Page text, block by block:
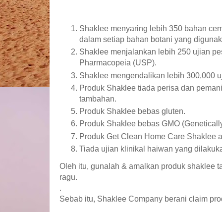
Shaklee menyaring lebih 350 bahan
dalam setiap bahan botani yang
Shaklee menjalankan lebih 250 ujian
Pharmacopeia (USP).
Shaklee mengendalikan lebih 300,000
Produk Shaklee tiada perisa dan
tambahan.
Produk Shaklee bebas gluten.
Produk Shaklee bebas GMO
Produk Get Clean Home Care Shaklee
Tiada ujian klinikal haiwan yang
Oleh itu, gunalah & amalkan produk shaklee
ragu.
.
Sebab itu, Shaklee Company berani claim